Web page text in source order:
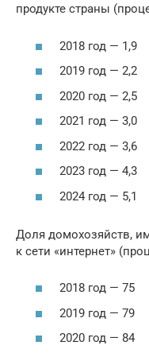
продукте страны
2018 год — 1,9
2019 год — 2,2
2020 год — 2,5
2021 год — 3,0
2022 год — 3,6
2023 год — 4,3
2024 год — 5,1
Доля домохозяйств,
к сети «интернет»
2018 год — 75
2019 год — 79
2020 год — 84